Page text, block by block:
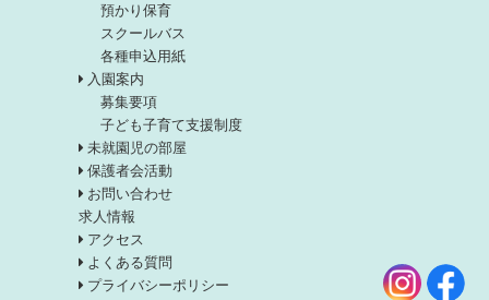
預かり保育
スクールバス
各種申込用紙
入園案内
募集要項
子ども子育て支援制度
未就園児の部屋
保護者会活動
お問い合わせ
求人情報
アクセス
よくある質問
プライバシーポリシー